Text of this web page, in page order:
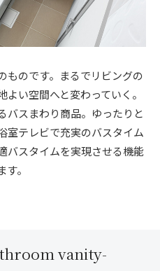
ものです。まるでリビングの
い空間へと変わっていく。
バスまわり商品。ゆったりと
室テレビで充実のバスタイム
バスタイムを実現させる機能
。
vanity-